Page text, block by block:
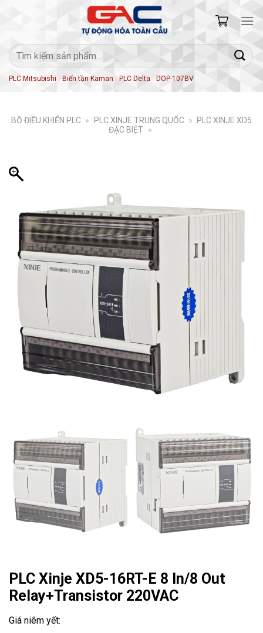
Tìm
kiếm:
PLC Mitsubishi Biến tần Kaman PLC Delta DOP-107BV
BỘ ĐIỀU KHIỂN PLC » PLC XINJE TRUNG QUỐC »
PLC XINJE XD5
ĐẶC BIỆT »
PLC Xinje XD5-16RT-E 8 In/8 Out
Relay+Transistor 220VAC